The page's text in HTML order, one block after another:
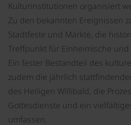
Kulturinstitutionen organisiert
Zu den bekannten Ereignissen
Stadtfeste und Märkte, die
Treffpunkt für Einheimische und
Ein fester Bestandteil des
zudem die jährlich
des Heiligen Willibald, die
Gottesdienste und ein
umfassen.